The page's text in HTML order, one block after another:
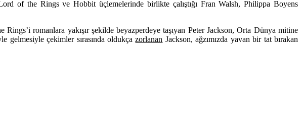
of the Rings ve Hobbit üçlemelerinde birlikte çalıştığı Fran Walsh, Philippa Boyens
romanlara yakışır şekilde beyazperdeye taşıyan Peter Jackson, Orta Dünya mitine
gelmesiyle çekimler sırasında oldukçazorlanan Jackson, ağzımızda yavan bir tat bırakan